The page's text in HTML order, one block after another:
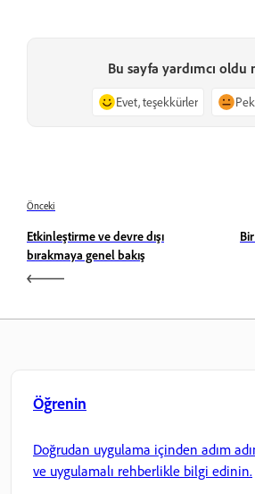
Bu sayfa yardımcı oldu
Evet, teşekkürler
Önceki
Etkinleştirme ve devre dışı
bırakmaya genel bakış
Öğrenin
Doğrudan uygulama içinden adım
ve uygulamalı rehberlikle bilgi edinin.